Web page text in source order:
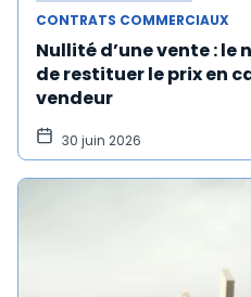
CONTRATS COMMERCIAUX
Nullité d’une vente :
de restituer le prix en
vendeur
30 juin 2026